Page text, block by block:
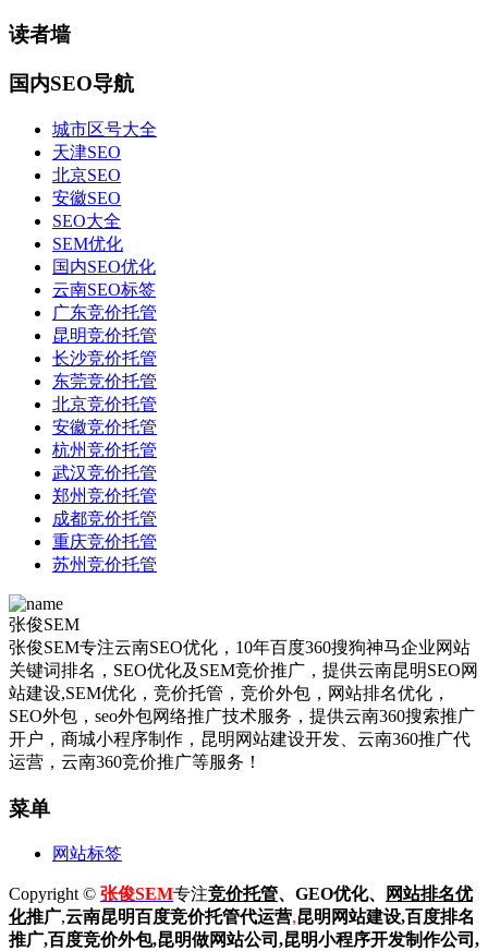
读者墙
国内SEO导航
城市区号大全
天津SEO
北京SEO
安徽SEO
SEO大全
SEM优化
国内SEO优化
云南SEO标签
广东竞价托管
昆明竞价托管
长沙竞价托管
东莞竞价托管
北京竞价托管
安徽竞价托管
杭州竞价托管
武汉竞价托管
郑州竞价托管
成都竞价托管
重庆竞价托管
苏州竞价托管
张俊SEM
张俊SEM专注云南SEO优化，10年百度360搜狗神马企业网站
关键词排名，SEO优化及SEM竞价推广，提供云南昆明SEO网
站建设,SEM优化，竞价托管，竞价外包，网站排名优化，
SEO外包，seo外包网络推广技术服务，提供云南360搜索推广
开户，商城小程序制作，昆明网站建设开发、云南360推广代
运营，云南360竞价推广等服务！
菜单
网站标签
Copyright © 张俊SEM专注竞价托管、GEO优化、
网站排名优
化推广,云南昆明百度竞价托管代运营,昆明网站建设,百度排名
推广,百度竞价外包,昆明做网站公司,昆明小程序开发制作公司,